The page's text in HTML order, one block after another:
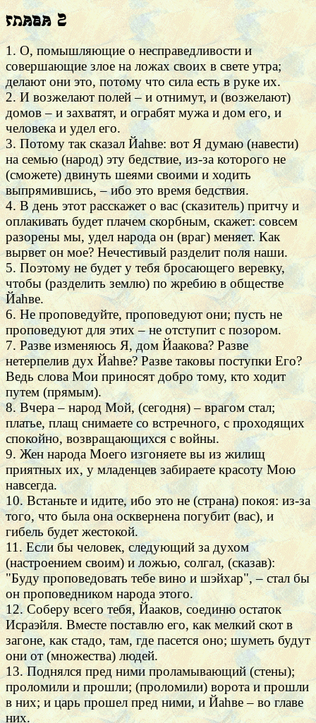
Глава 2
1. О, помышляющие о несправедливости и
совершающие злое на ложах своих в свете утра;
делают они это, потому что сила есть в руке их.
2. И возжелают полей – и отнимут, и (возжелают)
домов – и захватят, и ограбят мужа и дом его, и
человека и удел его.
3. Потому так сказал Йаhве: вот Я думаю (навести)
на семью (народ) эту бедствие, из-за которого не
(сможете) двинуть шеями своими и ходить
выпрямившись, – ибо это время бедствия.
4. В день этот расскажет о вас (сказитель) притчу и
оплакивать будет плачем скорбным, скажет: совсем
разорены мы, удел народа он (враг) меняет. Как
вырвет он мое? Нечестивый разделит поля наши.
5. Поэтому не будет у тебя бросающего веревку,
чтобы (разделить землю) по жребию в обществе
Йаhве.
6. Не проповедуйте, проповедуют они; пусть не
проповедуют для этих – не отступит с позором.
7. Разве изменяюсь Я, дом Йаакова? Разве
нетерпелив дух Йаhве? Разве таковы поступки Его?
Ведь слова Мои приносят добро тому, кто ходит
путем (прямым).
8. Вчера – народ Мой, (сегодня) – врагом стал;
платье, плащ снимаете со встречного, с проходящих
спокойно, возвращающихся с войны.
9. Жен народа Моего изгоняете вы из жилищ
приятных их, у младенцев забираете красоту Мою
навсегда.
10. Встаньте и идите, ибо это не (страна) покоя: из-за
того, что была она осквернена погубит (вас), и
гибель будет жестокой.
11. Если бы человек, следующий за духом
(настроением своим) и ложью, солгал, (сказав):
"Буду проповедовать тебе вино и шэйхар", – стал бы
он проповедником народа этого.
12. Соберу всего тебя, Йааков, соединю остаток
Исраэйля. Вместе поставлю его, как мелкий скот в
загоне, как стадо, там, где пасется оно; шуметь будут
они от (множества) людей.
13. Поднялся пред ними проламывающий (стены);
проломили и прошли; (проломили) ворота и прошли
в них; и царь прошел пред ними, и Йаhве – во главе
них.